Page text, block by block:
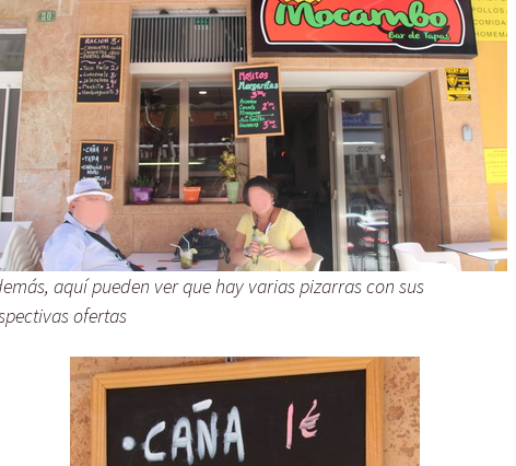
aquí pueden ver que hay varias pizarras con sus
ofertas